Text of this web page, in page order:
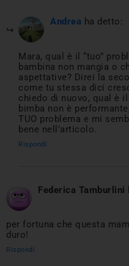
Andrea ha detto:
Mara, qual è il “tuo”
bambina non mangia o
aspettative? Direi la
come tu stessa dici
chiedo di nuovo, qual è il
bimba non è
TUO problema e mi
bene nell’articolo.
Rispondi
Federica Tamburlini
per fortuna che questa
duro!
Rispondi